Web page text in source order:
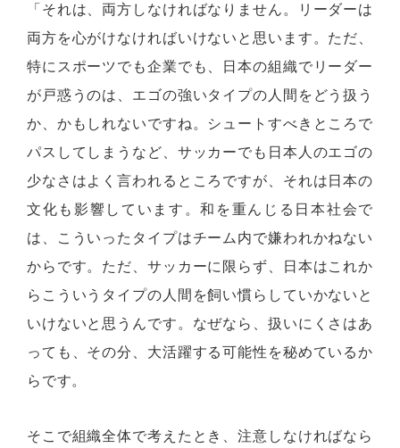
「それは、両方しなければなりません。リーダーは
両方を心がけなければいけないと思います。ただ、
特にスポーツでも企業でも、日本の組織でリーダー
が戸惑うのは、エゴの強いタイプの人間をどう扱う
か、かもしれないですね。シュートすべきところで
パスしてしまうなど、サッカーでも日本人のエゴの
少なさはよく言われるところですが、それは日本の
文化も影響しています。和を重んじる日本社会で
は、こういったタイプはチーム内で嫌われかねない
からです。ただ、サッカーに限らず、日本はこれか
らこういうタイプの人間を飼い慣らしていかないと
いけないと思うんです。なぜなら、扱いにくさはあ
っても、その分、大活躍する可能性を秘めているか
らです。
そこで組織全体で考えたとき、注意しなければなら